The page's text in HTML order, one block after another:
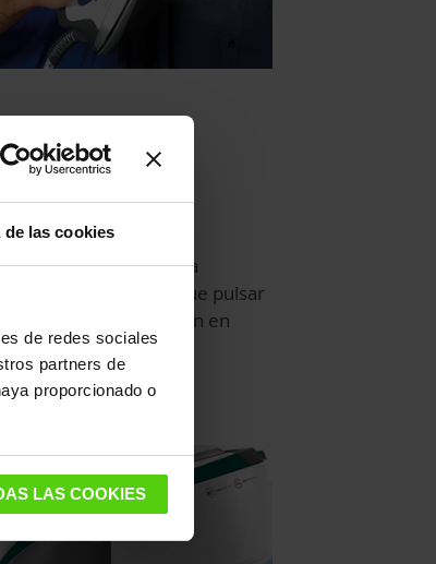
de las cookies
de redes sociales
partners de
proporcionado o
LAS COOKIES
automáticamente a
regulares sin tener que pulsar
lo que reduce la tensión en